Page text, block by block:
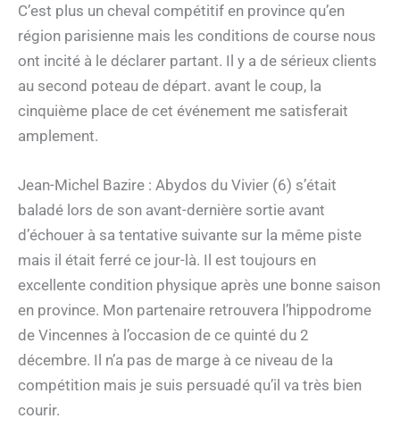
C’est plus un cheval compétitif en province qu’en
région parisienne mais les conditions de course nous
ont incité à le déclarer partant. Il y a de sérieux clients
au second poteau de départ. avant le coup, la
cinquième place de cet événement me satisferait
amplement.
Jean-Michel Bazire : Abydos du Vivier (6) s’était
baladé lors de son avant-dernière sortie avant
d’échouer à sa tentative suivante sur la même piste
mais il était ferré ce jour-là. Il est toujours en
excellente condition physique après une bonne saison
en province. Mon partenaire retrouvera l’hippodrome
de Vincennes à l’occasion de ce quinté du 2
décembre. Il n’a pas de marge à ce niveau de la
compétition mais je suis persuadé qu’il va très bien
courir.